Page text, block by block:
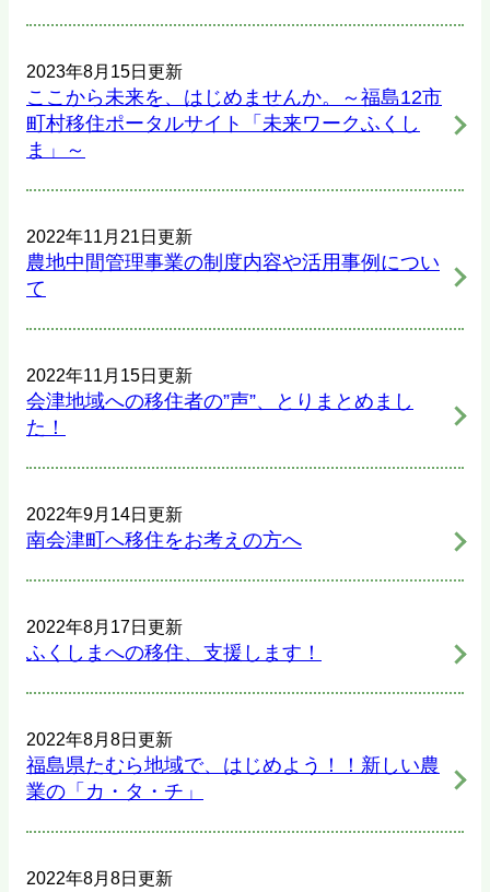
2023年8月15日更新
ここから未来を、はじめませんか。～福島12市
町村移住ポータルサイト「未来ワークふくし
ま」～
2022年11月21日更新
農地中間管理事業の制度内容や活用事例につい
て
2022年11月15日更新
会津地域への移住者の”声”、とりまとめまし
た！
2022年9月14日更新
南会津町へ移住をお考えの方へ
2022年8月17日更新
ふくしまへの移住、支援します！
2022年8月8日更新
福島県たむら地域で、はじめよう！！新しい農
業の「カ・タ・チ」
2022年8月8日更新